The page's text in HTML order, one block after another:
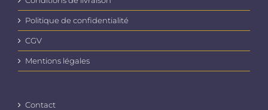
Politique de confidentialité
CGV
Mentions légales
Contact